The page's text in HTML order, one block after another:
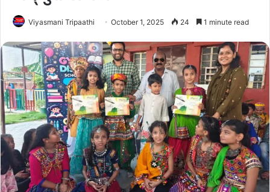
Viyasmani Tripaathi October 1, 2025 24 1 minute read